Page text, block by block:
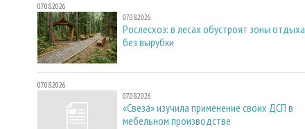
07.08.2026
07.08.2026
Рослесхоз: в лесах обустроят зоны отдыха
без вырубки
07.08.2026
07.08.2026
«Свеза» изучила применение своих ДСП в
мебельном производстве